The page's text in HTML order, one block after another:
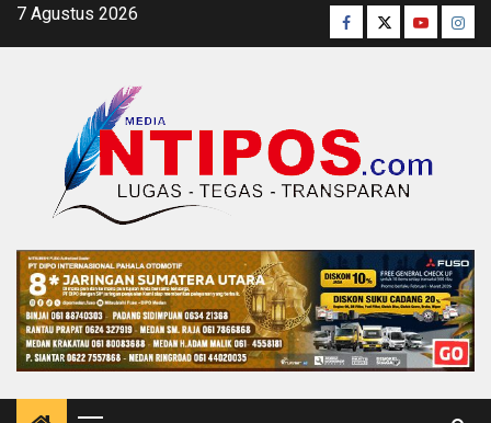
Skip7 Agustus 2026 Facebook
TwitterYoutube